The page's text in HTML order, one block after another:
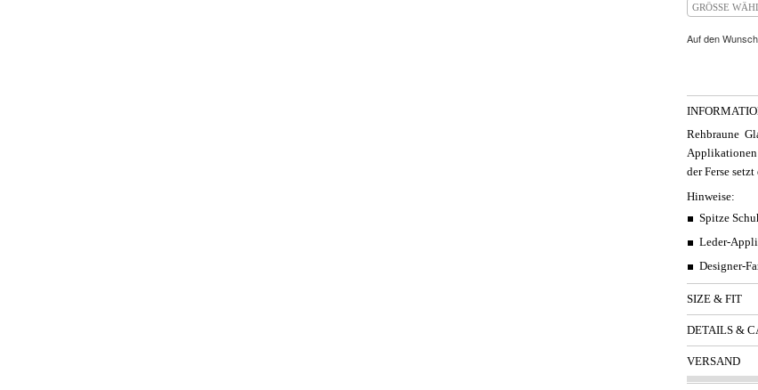
GRÖSSE
Auf den
Rehbraune
Applikationen
der Ferse
Hinweise:
Spitze
Leder-
Designer-
SIZE & FIT
DETAILS &
VERSAND